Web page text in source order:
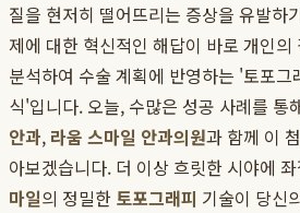
질을 현저히 떨어뜨리는 증상을 유발하
제에 대한 혁신적인 해답이 바로 개인의
분석하여 수술 계획에 반영하는 '토포
식'입니다. 오늘, 수많은 성공 사례를 통
안과, 라움 스마일 안과의원과 함께 이
아보겠습니다. 더 이상 흐릿한 시야에
마일의 정밀한 토포그래피 기술이 당신